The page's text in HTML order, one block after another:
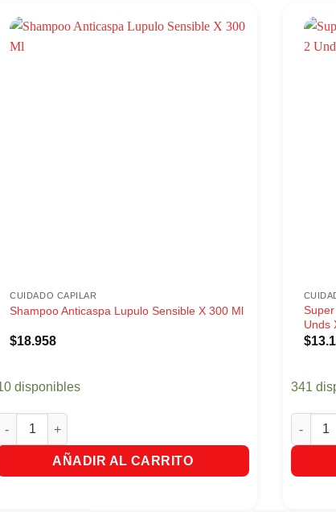
CUIDADO CAPILAR
Shampoo Anticaspa Lupulo Sensible X 300 Ml
$18.958
disponibles
Shampoo Anticaspa Lupulo Sensible X 300 Ml cantidad
AÑADIR AL CARRITO
Unds
$
341
Super